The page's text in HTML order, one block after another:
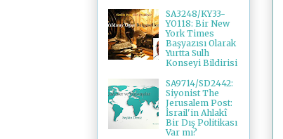
SA3248/KY33-
YO118: Bir New
York Times
Başyazısı Olarak
Yurtta Sulh
Konseyi Bildirisi
SA9714/SD2442:
Siyonist The
Jerusalem Post:
İsrail'in Ahlakî
Bir Dış Politikası
Var mı?